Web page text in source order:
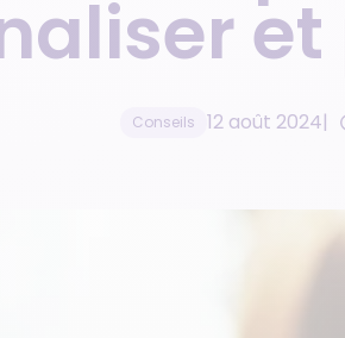
Gestionnaire de résidences
de services
immobilières
Gestion d’avis clients
Conseils 12 août 2024